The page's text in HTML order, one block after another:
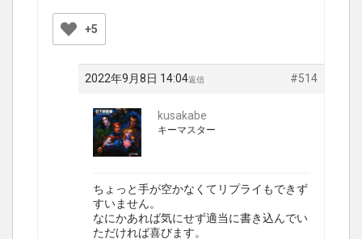
+5
2022年9月8日 14:04 #514
返信
kusakabe
キーマスター
ちょっと手が空かなくてリプライもできず
すいません。
なにかあれば気にせず適当に書き込んでい
ただければ喜びます。